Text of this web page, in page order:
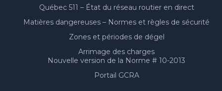
Québec 511 – État du réseau routier en direct
Matières dangereuses – Normes et règles de sécurité
Zones et périodes de dégel
Arrimage des charges
Nouvelle version de la Norme # 10-2013
Portail GCRA